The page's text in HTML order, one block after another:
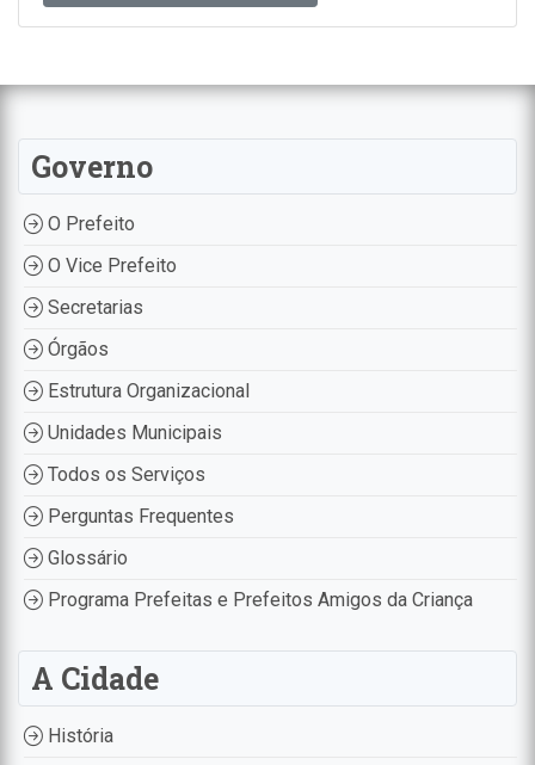
Governo
O Prefeito
O Vice Prefeito
Secretarias
Órgãos
Estrutura Organizacional
Unidades Municipais
Todos os Serviços
Perguntas Frequentes
Glossário
Programa Prefeitas e Prefeitos Amigos da Criança
A Cidade
História